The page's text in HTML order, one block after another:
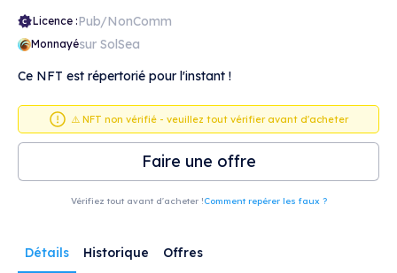
Licence :Pub/NonComm
Monnayésur SolSea
Ce NFT est répertorié pour l'instant !
⚠️ NFT non vérifié - veuillez tout vérifier avant d'acheter
Faire une offre
Vérifiez tout avant d'acheter !Comment repérer les faux ?
Détails Historique Offres